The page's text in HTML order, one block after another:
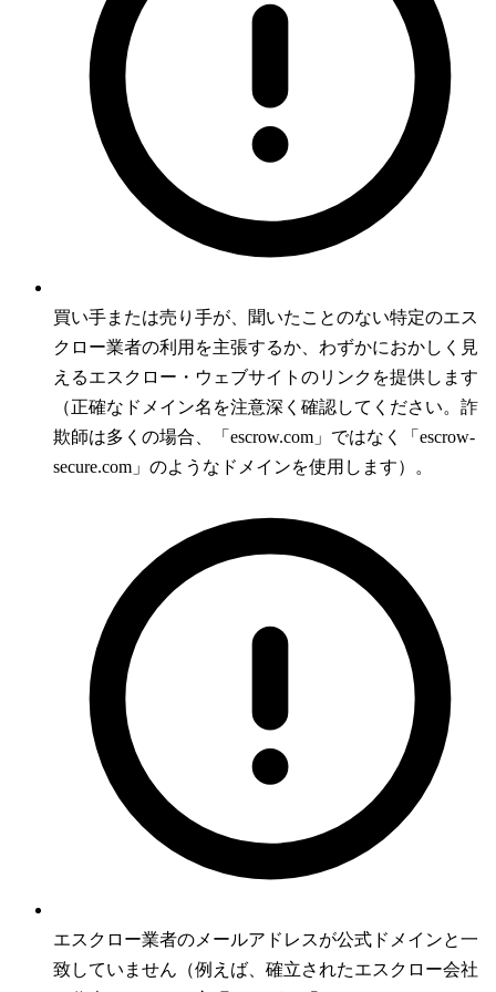
買い手または売り手が、聞いたことのない特定のエス
クロー業者の利用を主張するか、わずかにおかしく見
えるエスクロー・ウェブサイトのリンクを提供します
（正確なドメイン名を注意深く確認してください。詐
欺師は多くの場合、「escrow.com」ではなく「escrow-
secure.com」のようなドメインを使用します）。
エスクロー業者のメールアドレスが公式ドメインと一
致していません（例えば、確立されたエスクロー会社